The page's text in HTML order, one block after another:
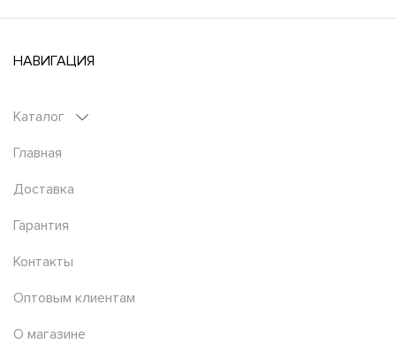
НАВИГАЦИЯ
Каталог
Главная
Доставка
Гарантия
Контакты
Оптовым клиентам
О магазине